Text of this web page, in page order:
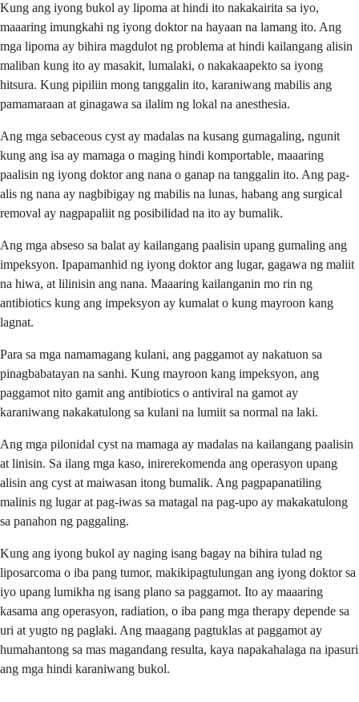
Kung ang iyong bukol ay lipoma at hindi ito nakakairita sa iyo,
maaaring imungkahi ng iyong doktor na hayaan na lamang ito. Ang
mga lipoma ay bihira magdulot ng problema at hindi kailangang alisin
maliban kung ito ay masakit, lumalaki, o nakakaapekto sa iyong
hitsura. Kung pipiliin mong tanggalin ito, karaniwang mabilis ang
pamamaraan at ginagawa sa ilalim ng lokal na anesthesia.
Ang mga sebaceous cyst ay madalas na kusang gumagaling, ngunit
kung ang isa ay mamaga o maging hindi komportable, maaaring
paalisin ng iyong doktor ang nana o ganap na tanggalin ito. Ang pag-
alis ng nana ay nagbibigay ng mabilis na lunas, habang ang surgical
removal ay nagpapaliit ng posibilidad na ito ay bumalik.
Ang mga abseso sa balat ay kailangang paalisin upang gumaling ang
impeksyon. Ipapamanhid ng iyong doktor ang lugar, gagawa ng maliit
na hiwa, at lilinisin ang nana. Maaaring kailanganin mo rin ng
antibiotics kung ang impeksyon ay kumalat o kung mayroon kang
lagnat.
Para sa mga namamagang kulani, ang paggamot ay nakatuon sa
pinagbabatayan na sanhi. Kung mayroon kang impeksyon, ang
paggamot nito gamit ang antibiotics o antiviral na gamot ay
karaniwang nakakatulong sa kulani na lumiit sa normal na laki.
Ang mga pilonidal cyst na mamaga ay madalas na kailangang paalisin
at linisin. Sa ilang mga kaso, inirerekomenda ang operasyon upang
alisin ang cyst at maiwasan itong bumalik. Ang pagpapanatiling
malinis ng lugar at pag-iwas sa matagal na pag-upo ay makakatulong
sa panahon ng paggaling.
Kung ang iyong bukol ay naging isang bagay na bihira tulad ng
liposarcoma o iba pang tumor, makikipagtulungan ang iyong doktor sa
iyo upang lumikha ng isang plano sa paggamot. Ito ay maaaring
kasama ang operasyon, radiation, o iba pang mga therapy depende sa
uri at yugto ng paglaki. Ang maagang pagtuklas at paggamot ay
humahantong sa mas magandang resulta, kaya napakahalaga na ipasuri
ang mga hindi karaniwang bukol.